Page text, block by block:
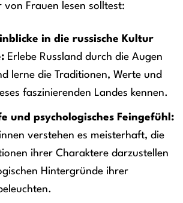
von Frauen lesen solltest:
in die russische Kultur
Erlebe Russland durch die Augen
lerne die Traditionen, Werte und
faszinierenden Landes kennen.
und psychologisches Feingefühl:
verstehen es meisterhaft, die
ihrer Charaktere darzustellen
Hintergründe ihrer